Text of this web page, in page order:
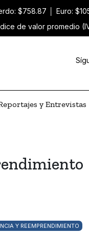
$758.87 Euro:
de valor promedio
y Entrevistas
Y REEMPRENDIMIENTO